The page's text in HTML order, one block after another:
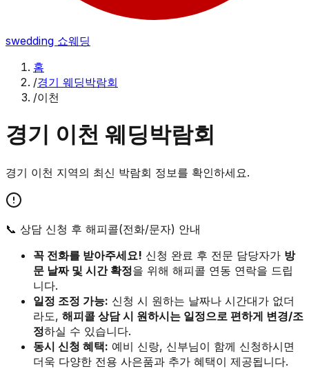
swedding 쇼웨딩
홈
/경기 웨딩박람회
/이천
경기 이천 웨딩박람회
경기 이천 지역의 최신 박람회 정보를 확인하세요.
📞 상담 신청 후 해피콜(전화/문자) 안내
꼭 전화를 받아주세요! 신청 완료 후 전문 담당자가 방
문 날짜 및 시간 확정을 위해 해피콜 연동 연락을 드립
니다.
일정 조정 가능: 신청 시 원하는 날짜나 시간대가 없더
라도, 해피콜 상담 시 원하시는 일정으로 편하게 변경/조
정하실 수 있습니다.
동시 신청 혜택: 예비 신랑, 신부님이 함께 신청하시면
더욱 다양한 전용 사은품과 추가 혜택이 제공됩니다.